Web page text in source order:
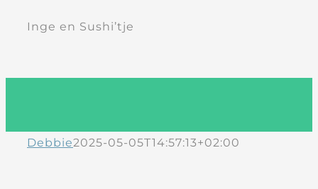
Inge en Sushi’tje
Debbie2025-05-05T14:57:13+02:00